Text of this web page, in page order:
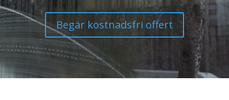
Begär kostnadsfri offert